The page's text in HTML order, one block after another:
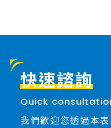
快速諮詢
Quick
我們歡迎您透過本表